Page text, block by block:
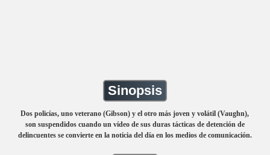
Sinopsis
Dos policías, uno veterano (Gibson) y el otro más joven y volátil (Vaughn),
son suspendidos cuando un vídeo de sus duras tácticas de detención de
delincuentes se convierte en la noticia del día en los medios de comunicación.